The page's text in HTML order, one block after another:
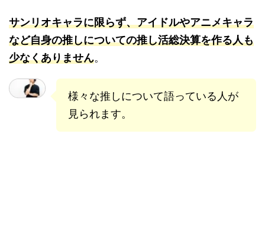
サンリオキャラに限らず、アイドルやアニメキャラ
など自身の推しについての推し活総決算を作る人も
少なくありません。
様々な推しについて語っている人が
見られます。